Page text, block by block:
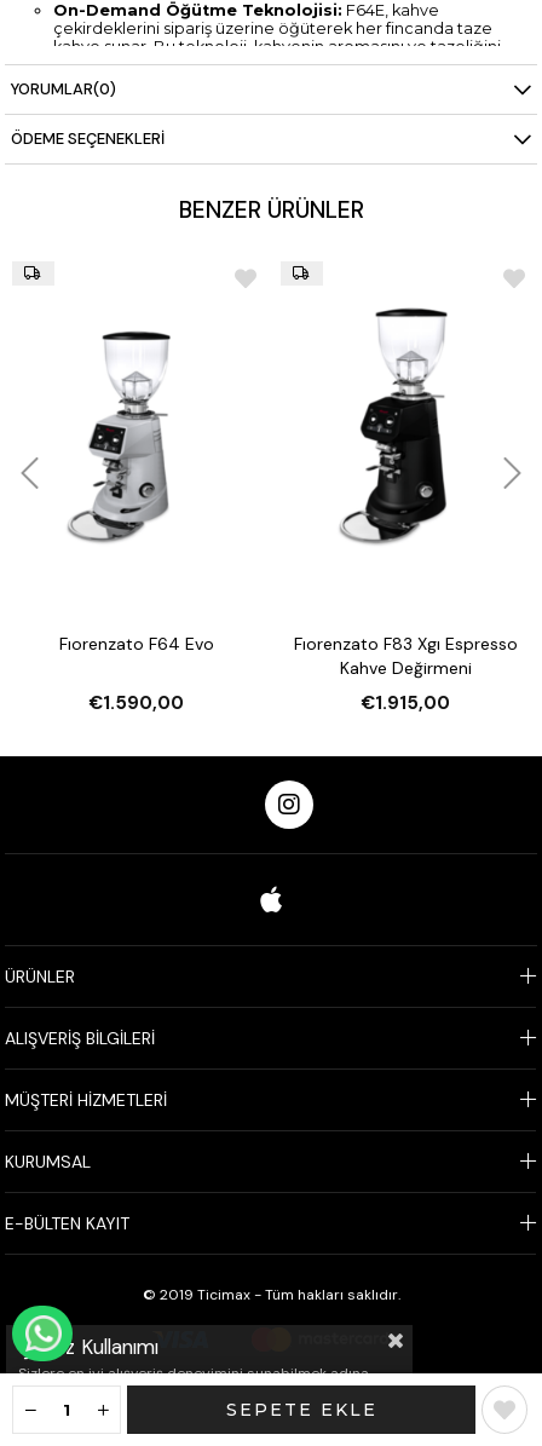
On-Demand Öğütme Teknolojisi: F64E, kahve
çekirdeklerini sipariş üzerine öğüterek her fincanda taze
kahve sunar. Bu teknoloji, kahvenin aromasını ve tazeliğini
en üst düzeyde tutar.
Hassas Öğütme Ayarı:
baristaların her türlü kahve çekirdeği için ideal öğütme
boyutunu seçmesine olanak tanır. Bu sistem, espresso
çekirdeklerinin tam kıvamında öğütülmesini sağlar.
memnuniyetini artırır hem de çalışanların odaklanmasına
sayesinde, öğütme süresi ve miktarı gibi ayarları kolayca
yapabilirsiniz. Bu özellik, baristaların işini hızlandırır ve
Yüksek performanslı motoru, dakikada 5-7
gram kahve öğütebilme kapasitesine sahiptir.
Bıçak Çapı:64 mm çapında çelik bıçaklar, homojen ve
hassas öğütme sağlar. Bu geniş çaplı bıçaklar, espresso
çekirdeklerinin aromasını en iyi şekilde korur.
Boyutlar: Kompakt yapısı sayesinde her türlü tezgah üstü
kullanım için uygundur. Boyutları 23 x 61 x 27 cm’dir.
Ağırlık:13 kg ağırlığındaki sağlam yapısı, uzun süreli
dayanıklılık sunar.
Neden Fiorenzato F64E?
Dokunmatik ekranı ve on-
ve tazeliğini koruyarak, her fincanda mükemmel lezzeti
Fiorenzato F64E On-Demand
Espresso Değirmeni, Türkiye’deki yetkili satıcınız olarak en iyi
fiyatlarla ve resmi garanti ile sunulmaktadır. Satış sonrası
YORUMLAR(0)
ÖDEME SEÇENEKLERI
BENZER ÜRÜNLER
Fıorenzato F64 Evo
€1.590,00
Fıorenzato F83 Xgı Espresso
Kahve Değirmeni
€1.915,00
ÜRÜNLER
ALIŞVERİŞ BİLGİLERİ
MÜŞTERİ HİZMETLERİ
KURUMSAL
E-BÜLTEN KAYIT
© 2019 Ticimax - Tüm hakları saklıdır.
Çerez Kullanımı
Sizlere en iyi alışveriş deneyimini sunabilmek adına
bilgi için Kvkk sözleşmesini inceleyebilirsiniz.